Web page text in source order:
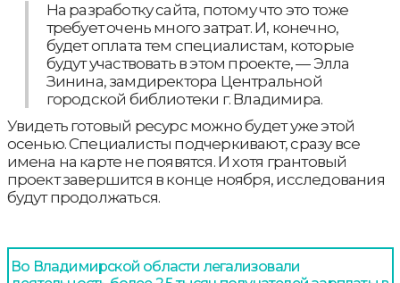
На разработку сайта, потому что это тоже
требует очень много затрат. И, конечно,
будет оплата тем специалистам, которые
будут участвовать в этом проекте, — Элла
Зинина, замдиректора Центральной
городской библиотеки г. Владимира.
Увидеть готовый ресурс можно будет уже этой
осенью. Специалисты подчеркивают, сразу все
имена на карте не появятся. И хотя грантовый
проект завершится в конце ноября, исследования
будут продолжаться.
Во Владимирской области легализовали